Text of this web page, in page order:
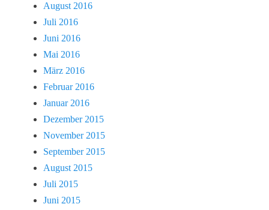
August 2016
Juli 2016
Juni 2016
Mai 2016
März 2016
Februar 2016
Januar 2016
Dezember 2015
November 2015
September 2015
August 2015
Juli 2015
Juni 2015